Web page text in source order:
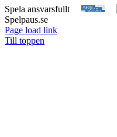
Spela ansvarsfullt
Spelpaus.se
Page load link
Till toppen